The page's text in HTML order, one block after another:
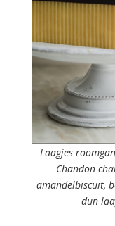
Laagjes
Chandon
amandelbiscuit,
dun